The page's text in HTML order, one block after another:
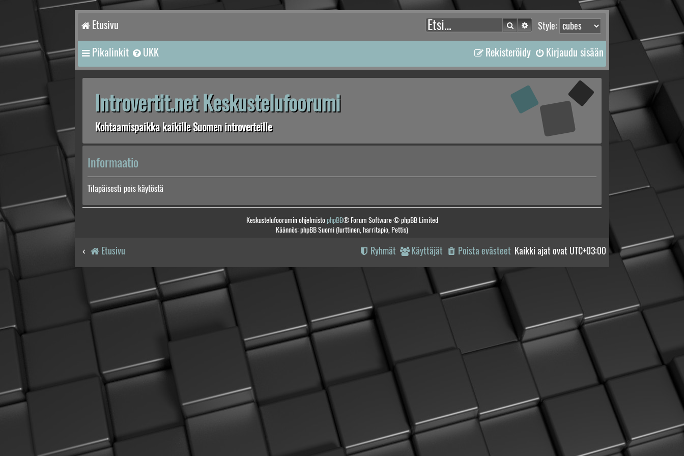
Etusivu Style:
Etsi Tarkennettu haku
Pikalinkit UKK Kirjaudu sisään
Rekisteröidy
Introvertit.net Keskustelufoorumi
Kohtaamispaikka kaikille Suomen introverteille
Informaatio
Tilapäisesti pois käytöstä
Keskustelufoorumin ohjelmistophpBB® Forum Software © phpBB Limited
Käännös: phpBB Suomi (lurttinen, harritapio, Pettis)
Etusivu Kaikki ajat ovat UTC+03:00
Poista evästeet
Käyttäjät
Ryhmät